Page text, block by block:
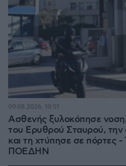
Ασθενής ξυλοκόπησε
του Ερυθρού Σταυρού, την
και τη χτύπησε σε πόρτες -
ΠΟΕΔΗΝ
09.08.2026, 10:51